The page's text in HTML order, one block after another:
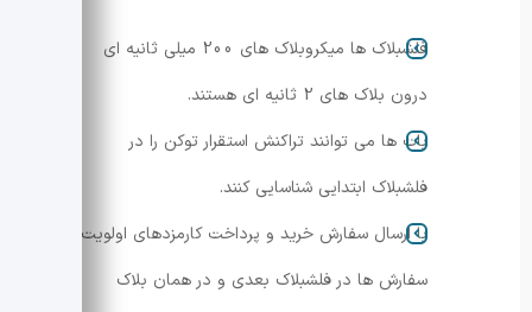
فلشبلاک ها میکروبلاک های 200 میلی ثانیه ای
درون بلاک های 2 ثانیه ای هستند.
بات ها می توانند تراکنش استقرار توکن را در
فلشبلاک ابتدایی شناسایی کنند.
با ارسال سفارش خرید و پرداخت کارمزدهای اولویت،
سفارش ها در فلشبلاک بعدی و در همان بلاک